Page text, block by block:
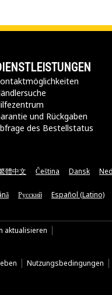
und Rückgaben
des Bestellstatus
體中文 Čeština Dansk
Русский Español (Latino)
aktualisieren
Nutzungsbedingungen